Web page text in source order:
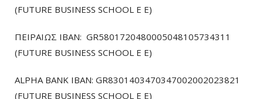
(FUTURE BUSINESS SCHOOL E E)
ΠΕΙΡΑΙΩΣ ΙΒΑΝ: GR5801720480005048105734311
(FUTURE BUSINESS SCHOOL E E)
ALPHA BANK IBAN: GR8301403470347002002023821
(FUTURE BUSINESS SCHOOL E E)